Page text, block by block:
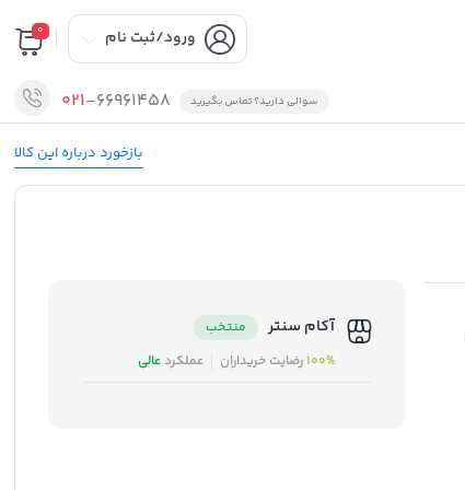
ورود/ثبت نام 0
سوالی دارید؟ تماس بگیرید 021-66961458
بازخورد درباره این کالا
آکام سنتر
منتخب
100%رضایت خریداران عملکردعالی